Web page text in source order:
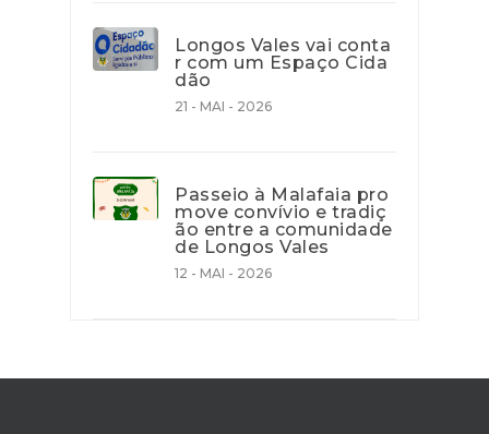
Longos Vales vai conta
r com um Espaço Cida
dão
21 - MAI - 2026
Passeio à Malafaia pro
move convívio e tradiç
ão entre a comunidade
de Longos Vales
12 - MAI - 2026